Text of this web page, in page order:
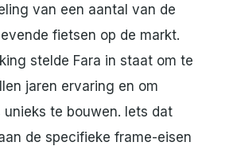
van een aantal van de
fietsen op de markt.
stelde Fara in staat om te
jaren ervaring en om
te bouwen. Iets dat
de specifieke frame-eisen